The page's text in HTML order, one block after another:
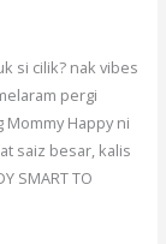
si cilik? nak vibes
pergi
Happy ni
saiz besar, kalis
SMART TO